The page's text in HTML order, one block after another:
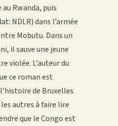
Rwanda, puis
NDLR) dans l’armée
Mobutu. Dans un
il sauve une jeune
violée. L’auteur du
ce roman est
de Bruxelles
autres à faire lire
que le Congo est